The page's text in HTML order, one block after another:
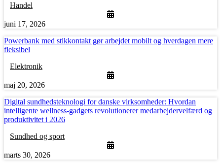
Handel
juni 17, 2026
Powerbank med stikkontakt gør arbejdet mobilt og hverdagen mere
fleksibel
Elektronik
maj 20, 2026
Digital sundhedsteknologi for danske virksomheder: Hvordan
intelligente wellness-gadgets revolutionerer medarbejdervelfærd og
produktivitet i 2026
Sundhed og sport
marts 30, 2026